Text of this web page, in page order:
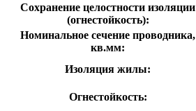
Сохранение целостности изоляции
(огнестойкость):
Номинальное сечение проводника,
кв.мм:
Изоляция жилы:
Огнестойкость: